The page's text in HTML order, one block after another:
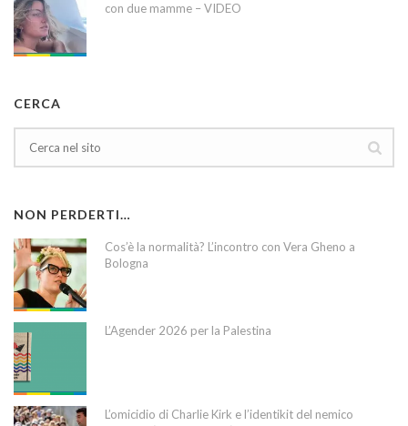
con due mamme – VIDEO
CERCA
NON PERDERTI…
Cos’è la normalità? L’incontro con Vera Gheno a
Bologna
L’Agender 2026 per la Palestina
L’omicidio di Charlie Kirk e l’identikit del nemico